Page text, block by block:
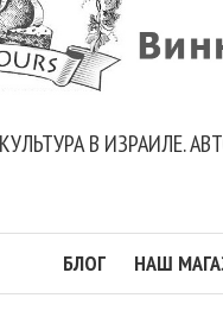
В ИЗРАИЛЕ.
БЛОГ НАШ